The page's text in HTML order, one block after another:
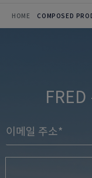
HOME COMPOSED